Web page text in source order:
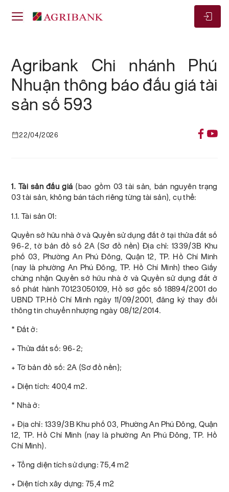
Agribank Chi nhánh Phú
Nhuận thông báo đấu giá tài
sản số 593
22/04/2026
1. Tài sản đấu giá (bao gồm 03 tài sản, bán nguyên trạng
03 tài sản, không bán tách riêng từng tài sản), cụ thể:
1.1. Tài sản 01:
Quyền sở hữu nhà ở và Quyền sử dụng đất ở tại thửa đất số
96-2, tờ bản đồ số 2A (Sơ đồ nền) Địa chỉ: 1339/3B Khu
phố 03, Phường An Phú Đông, Quận 12, TP. Hồ Chí Minh
(nay là phường An Phú Đông, TP. Hồ Chí Minh) theo Giấy
chứng nhận Quyền sở hữu nhà ở và Quyền sử dụng đất ở
số phát hành 70123050109, Hồ sơ gốc số 18894/2001 do
UBND TP.Hồ Chí Minh ngày 11/09/2001, đăng ký thay đổi
thông tin chuyển nhượng ngày 08/12/2014.
* Đất ở:
+ Thửa đất số: 96-2;
+ Tờ bản đồ số: 2A (Sơ đồ nền);
+ Diện tích: 400,4 m2.
* Nhà ở:
+ Địa chỉ: 1339/3B Khu phố 03, Phường An Phú Đông, Quận
12, TP. Hồ Chí Minh (nay là phường An Phú Đông, TP. Hồ
Chí Minh).
+ Tổng diện tích sử dụng: 75,4 m2
+ Diện tích xây dựng: 75,4 m2